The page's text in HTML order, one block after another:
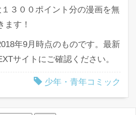
３００ポイント分の漫画を無
ます！
年9月時点のものです。最新
サイトにご確認ください。
少年・青年コミック